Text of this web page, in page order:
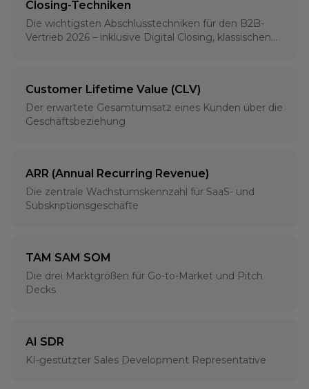
Closing-Techniken
Die wichtigsten Abschlusstechniken für den B2B-
Vertrieb 2026 – inklusive Digital Closing, klassischen
Customer Lifetime Value (CLV)
Der erwartete Gesamtumsatz eines Kunden über die
Geschäftsbeziehung
ARR (Annual Recurring Revenue)
Die zentrale Wachstumskennzahl für SaaS- und
Subskriptionsgeschäfte
TAM SAM SOM
Die drei Marktgrößen für Go-to-Market und Pitch
Decks
AI SDR
KI-gestützter Sales Development Representative